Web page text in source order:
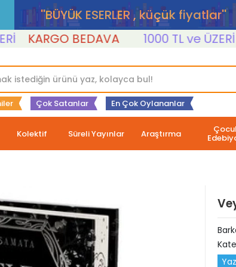
''BÜYÜK ESERLER , küçük fiyatlar''
KARGO BEDAVA 1000 TL ve ÜZERİ
Çok Satanlar En Çok Oylananlar
Kolektif Süreli Yayınlar Araştırma